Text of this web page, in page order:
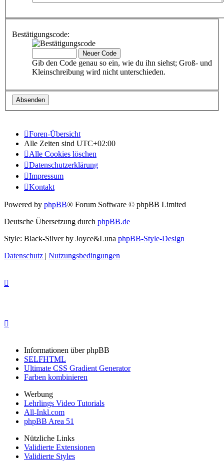
Bestätigungscode:
Gib den Code genau so ein, wie du ihn siehst; Groß- und
Kleinschreibung wird nicht unterschieden.
Foren-Übersicht
Alle Zeiten sind UTC+02:00
Alle Cookies löschen
Datenschutzerklärung
Impressum
Kontakt
Powered by phpBB® Forum Software © phpBB Limited
Deutsche Übersetzung durch phpBB.de
Style: Black-Silver by Joyce&Luna phpBB-Style-Design
Datenschutz | Nutzungsbedingungen
Informationen über phpBB
SELFHTML
Ultimate CSS Gradient Generator
Farben kombinieren
Werbung
Lehrlings Video Tutorials
All-Inkl.com
phpBB Area 51
Nützliche Links
Validierte Extensionen
Validierte Styles